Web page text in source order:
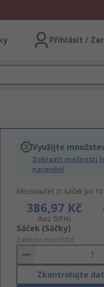
Přihlásit /
Využijte
Zobrazit možnosti
nacenění
Mezisoučet (1 sáček po
386,97 Kč
(bez DPH)
Add
to
Basket
Sáček (Sáčky)
Zadejte množství
Zkontrolujte